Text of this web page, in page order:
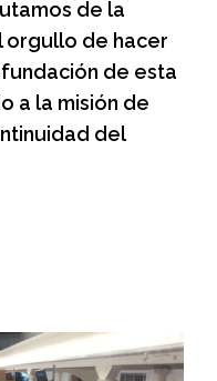
de la
orgullo de hacer
de esta
a la misión de
del